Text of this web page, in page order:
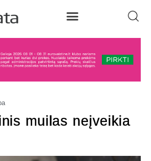
muilas neįveikia